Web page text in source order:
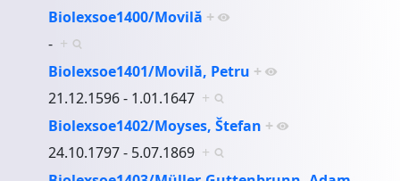
Biolexsoe1400/Movilă +
- +
Biolexsoe1401/Movilă, Petru +
21.12.1596 - 1.01.1647 +
Biolexsoe1402/Moyses, Štefan +
24.10.1797 - 5.07.1869 +